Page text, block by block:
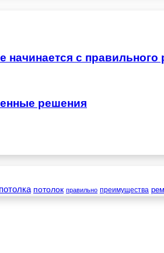
начинается с правильного
решения
потолка потолок правильно преимущества